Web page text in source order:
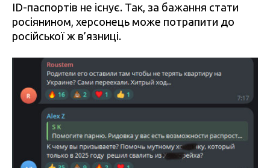
ID-паспортів не існує. Так, за бажання стати
росіянином, херсонець може потрапити до
російської ж в’язниці.